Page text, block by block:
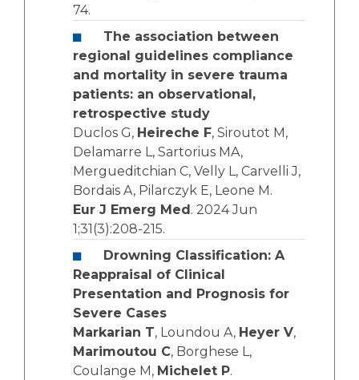
74.
The association between
regional guidelines compliance
and mortality in severe trauma
patients: an observational,
retrospective study
Duclos G, Heireche F, Siroutot M,
Delamarre L, Sartorius MA,
Mergueditchian C, Velly L, Carvelli J,
Bordais A, Pilarczyk E, Leone M.
Eur J Emerg Med . 2024 Jun
1;31(3):208-215.
Drowning Classification: A
Reappraisal of Clinical
Presentation and Prognosis for
Severe Cases
Markarian T, Loundou A, Heyer V,
Marimoutou C, Borghese L,
Coulange M, Michelet P.